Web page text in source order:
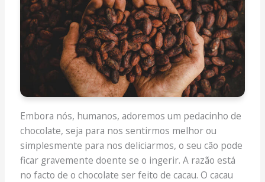
Embora nós, humanos, adoremos um pedacinho de
chocolate, seja para nos sentirmos melhor ou
simplesmente para nos deliciarmos, o seu cão pode
ficar gravemente doente se o ingerir. A razão está
no facto de o chocolate ser feito de cacau. O cacau